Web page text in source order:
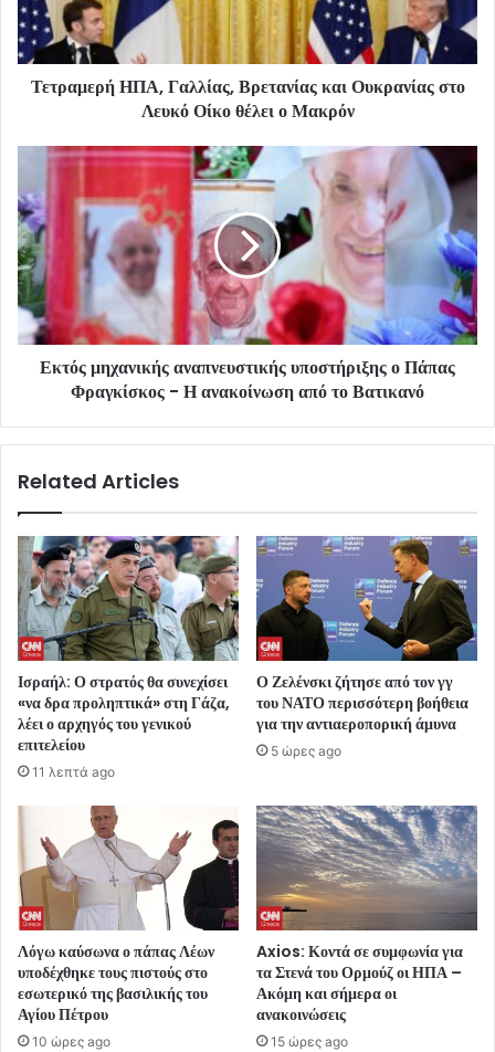
Τετραμερή ΗΠΑ, Γαλλίας, Βρετανίας και Ουκρανίας στο
Λευκό Οίκο θέλει ο Μακρόν
Εκτός μηχανικής αναπνευστικής υποστήριξης ο Πάπας
Φραγκίσκος - Η ανακοίνωση από το Βατικανό
Related Articles
Ισραήλ: Ο στρατός θα συνεχίσει
«να δρα προληπτικά» στη Γάζα,
λέει ο αρχηγός του γενικού
επιτελείου
11 λεπτά ago
Ο Ζελένσκι ζήτησε από τον γγ
του ΝΑΤΟ περισσότερη βοήθεια
για την αντιαεροπορική άμυνα
5 ώρες ago
Λόγω καύσωνα ο πάπας Λέων
υποδέχθηκε τους πιστούς στο
εσωτερικό της βασιλικής του
Αγίου Πέτρου
10 ώρες ago
Axios: Κοντά σε συμφωνία για
τα Στενά του Ορμούζ οι ΗΠΑ –
Ακόμη και σήμερα οι
ανακοινώσεις
15 ώρες ago